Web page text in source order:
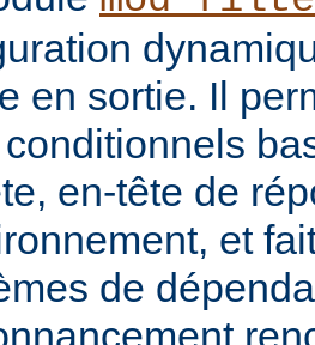
en sortie. Il
en-tête de
et
de